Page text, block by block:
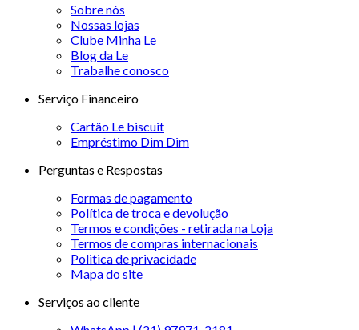
Sobre nós
Nossas lojas
Clube Minha Le
Blog da Le
Trabalhe conosco
Serviço Financeiro
Cartão Le biscuit
Empréstimo Dim Dim
Perguntas e Respostas
Formas de pagamento
Política de troca e devolução
Termos e condições - retirada na Loja
Termos de compras internacionais
Politica de privacidade
Mapa do site
Serviços ao cliente